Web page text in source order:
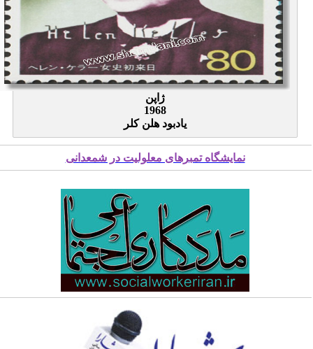
ژاپن
1968
یادبود هلن کلر
نمایشگاه تمبرهای معلولیت در شمعدانی